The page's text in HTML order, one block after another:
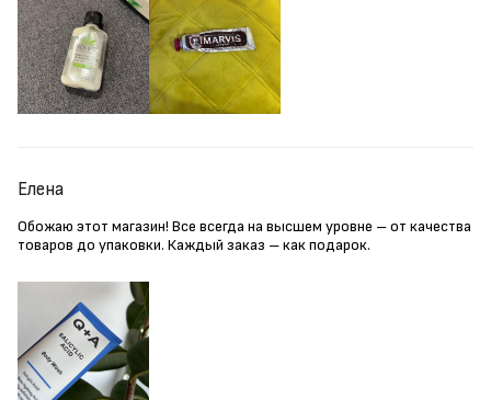
Елена
Обожаю этот магазин! Все всегда на высшем уровне – от качества
товаров до упаковки. Каждый заказ – как подарок.